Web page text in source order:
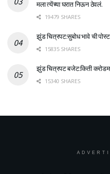
मला त्येंच्या घरात निऊन ठेवलं.
19479 SHARES
झुंड चित्रपट:सुबोध भावे ची
15835 SHARES
झुंड चित्रपट बजेट:किती
15340 SHARES